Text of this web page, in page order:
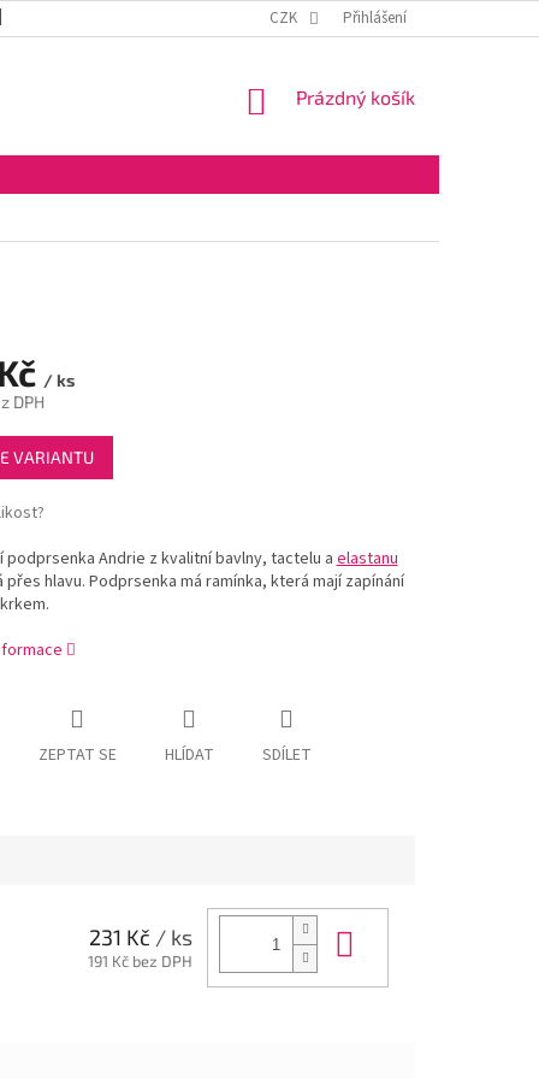
OBCHODNÍ PODMÍNKY VELKOOBCHOD
CZK Přihlášení
NÁKUPNÍ
Prázdný košík
/ ks
DPH
VARIANTU
podprsenka Andrie z kvalitní bavlny, tactelu aelastanu
přes hlavu. Podprsenka má ramínka, která mají zapínání
ZEPTAT SE HLÍDAT SDÍLET
231 Kč / ks
191 Kč bez DPH